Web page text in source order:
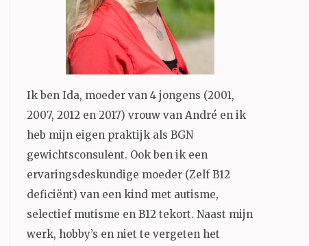
Ik ben Ida, moeder van 4 jongens (2001,
2007, 2012 en 2017) vrouw van André en ik
heb mijn eigen praktijk als BGN
gewichtsconsulent. Ook ben ik een
ervaringsdeskundige moeder (Zelf B12
deficiënt) van een kind met autisme,
selectief mutisme en B12 tekort. Naast mijn
werk, hobby’s en niet te vergeten het